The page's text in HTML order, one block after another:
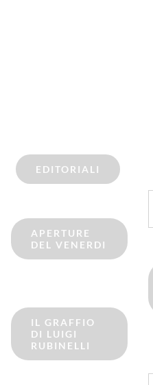
EDITORIALI
APERTURE
DEL VENERDI
IL GRAFFIO
DI LUIGI
RUBINELLI